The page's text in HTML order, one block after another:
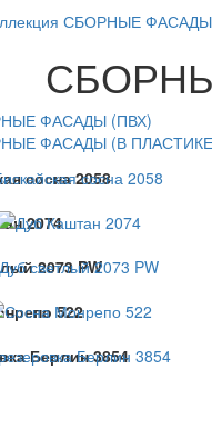
СБОРНЫЕ ФАСАДЫ
ФАСАДЫ (ПВХ)
ФАСАДЫ (В
сосна 2058
2074
2073 PW
522
Берлин 3854